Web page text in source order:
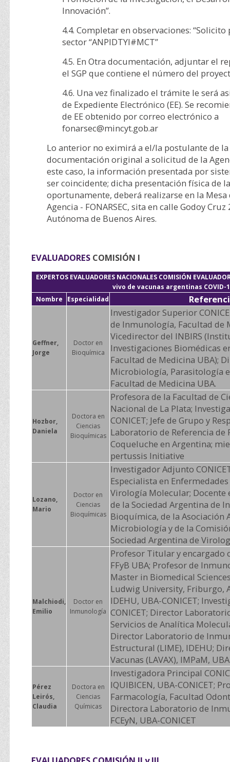
Innovación”.
4.4. Completar en observaciones:
sector “ANPIDTYI#MCT”
4.5. En Otra documentación, adjuntar el
el SGP que contiene el número del
4.6. Una vez finalizado el trámite le será
de Expediente Electrónico (EE). Se
de EE obtenido por correo electrónico a
fonarsec@mincyt.gob.ar
Lo anterior no eximirá a el/la postulante de
documentación original a solicitud de la
este caso, la información presentada por
ser coincidente; dicha presentación física de
oportunamente, deberá realizarse en la Mesa
Agencia - FONARSEC, sita en calle Godoy Cruz
Autónoma de Buenos Aires.
EVALUADORES COMISIÓN I
EXPERTOS EVALUADORES NACIONALES COMISIÓN
vivo de vacunas argentinas COVID-
Nombre
Especialidad
Geffner,
Jorge
Doctor en
Bioquímica
Investigador Superior
de Inmunología, Facultad de
Vicedirector del INBIRS
Investigaciones Biomédicas
Facultad de Medicina UBA);
Microbiología, Parasitología
Facultad de Medicina UBA.
Hozbor,
Daniela
Doctora en
Ciencias
Bioquímicas
Profesora de la Facultad de
Nacional de La Plata;
CONICET; Jefe de Grupo y
Laboratorio de Referencia de
Coqueluche en Argentina;
pertussis Initiative
Lozano,
Mario
Doctor en
Ciencias
Bioquímicas
Investigador Adjunto
Especialista en
Virología Molecular; Docente
de la Sociedad Argentina de
Bioquímica, de la Asociación
Microbiología y de la
Sociedad Argentina de
Malchiodi,
Emilio
Doctor en
Inmunología
Profesor Titular y encargado
FFyB UBA; Profesor de
Master in Biomedical
Ludwig University, Friburgo,
IDEHU, UBA-CONICET;
CONICET; Director
Servicios de Analítica
Director Laboratorio de
Estructural (LIME), IDEHU;
Vacunas (LAVAX), IMPaM,
Pérez
Leirós,
Claudia
Doctora en
Ciencias
Químicas
Investigadora Principal
IQUIBICEN, UBA-CONICET;
Farmacología, Facultad
Directora Laboratorio de
FCEyN, UBA-CONICET